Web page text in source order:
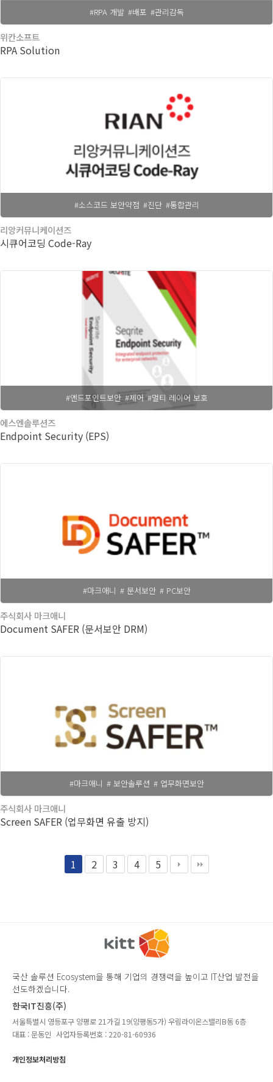
#RPA 개발 #배포 #관리감독
위칸소프트
RPA Solution
#소스코드 보안약점 #진단 #통합관리
리앙커뮤니케이션즈
시큐어코딩 Code-Ray
#엔드포인트보안 #제어 #멀티 레이어 보호
에스엔솔루션즈
Endpoint Security (EPS)
#마크애니 # 문서보안 # PC보안
주식회사 마크애니
Document SAFER (문서보안 DRM)
#마크애니 # 보안솔루션 # 업무화면보안
주식회사 마크애니
Screen SAFER (업무화면 유출 방지)
1 2 3 4 5
국산 솔루션 Ecosystem을 통해 기업의 경쟁력을 높이고 IT산업 발전을
선도하겠습니다.
한국IT진흥(주)
서울특별시 영등포구 양평로 21가길 19(양평동5가) 우림라이온스밸리B동 6층
대표 : 문동인 사업자등록번호 : 220-81-60936
개인정보처리방침